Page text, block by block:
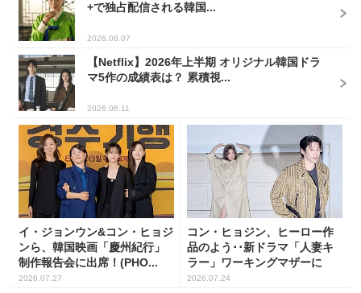
+で独占配信される韓国...
2026.08.07
【Netflix】2026年上半期 オリジナル韓国ドラ
マ5作の成績表は？ 累積視...
2026.06.11
イ・ジョンウン&コン・ヒョジ
ンら、韓国映画「慶州紀行」
制作報告会に出席！(PHO...
2026.07.27
コン・ヒョジン、ヒーロー作
品のよう･･新ドラマ「人妻キ
ラー」ワーキングマザーに
変...
2026.07.24